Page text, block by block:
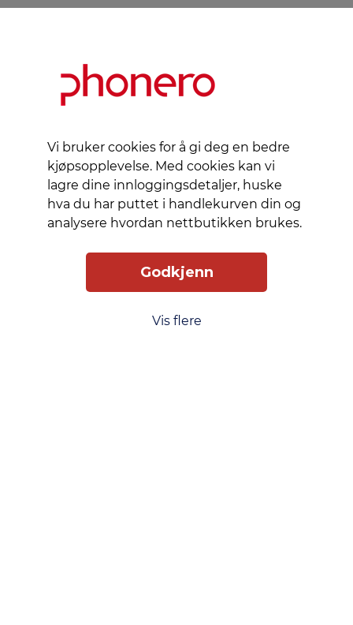
Vi bruker cookies for å gi deg en bedre
kjøpsopplevelse. Med cookies kan vi
lagre dine innloggingsdetaljer, huske
hva du har puttet i handlekurven din og
analysere hvordan nettbutikken brukes.
Godkjenn
Vis flere